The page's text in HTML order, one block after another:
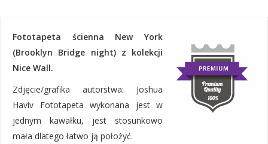
Fototapeta ścienna New York
(Brooklyn Bridge night) z kolekcji
Nice Wall.
Zdjęcie/grafika autorstwa: Joshua
Haviv Fototapeta wykonana jest w
jednym kawałku, jest stosunkowo
mała dlatego łatwo ją położyć.